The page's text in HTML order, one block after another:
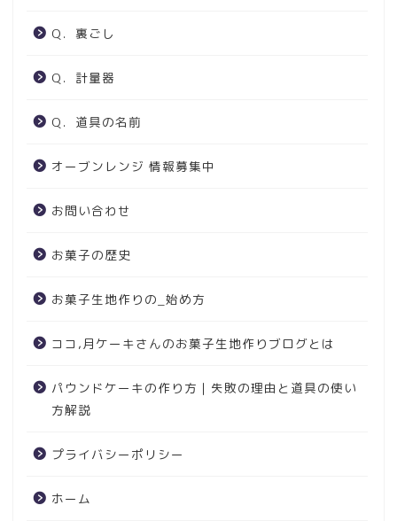
Q．裏ごし
Q．計量器
Q．道具の名前
オーブンレンジ 情報募集中
お問い合わせ
お菓子の歴史
お菓子生地作りの_始め方
ココ,月ケーキさんのお菓子生地作りブログとは
パウンドケーキの作り方｜失敗の理由と道具の使い
方解説
プライバシーポリシー
ホーム